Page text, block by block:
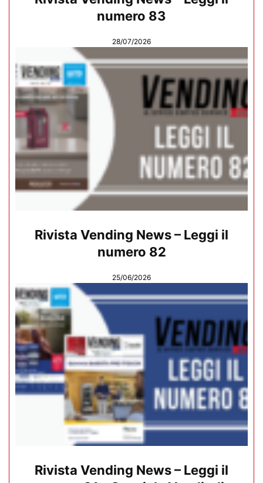
numero 83
28/07/2026
Rivista Vending News – Leggi il
numero 82
25/06/2026
Rivista Vending News – Leggi il